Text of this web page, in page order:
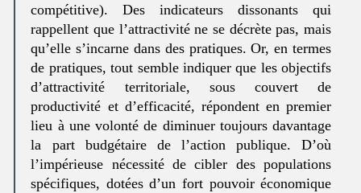
compétitive). Des indicateurs dissonants qui
rappellent que l’attractivité ne se décrète pas, mais
qu’elle s’incarne dans des pratiques. Or, en termes
de pratiques, tout semble indiquer que les objectifs
d’attractivité territoriale, sous couvert de
productivité et d’efficacité, répondent en premier
lieu à une volonté de diminuer toujours davantage
la part budgétaire de l’action publique. D’où
l’impérieuse nécessité de cibler des populations
spécifiques, dotées d’un fort pouvoir économique